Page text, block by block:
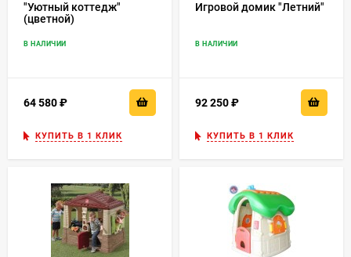
"Уютный коттедж"
(цветной)
В НАЛИЧИИ
64 580
КУПИТЬ В 1 КЛИК
Игровой домик "Летний"
В НАЛИЧИИ
92 250
КУПИТЬ В 1 КЛИК